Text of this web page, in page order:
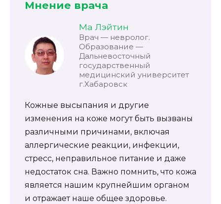
Мнение врача
Ма Лэйтин
Врач — невролог.
Образование —
Дальневосточный
государственный
медицинский университет
г.Хабаровск
Кожные высыпания и другие
изменения на коже могут быть вызваны
различными причинами, включая
аллергические реакции, инфекции,
стресс, неправильное питание и даже
недостаток сна. Важно помнить, что кожа
является нашим крупнейшим органом
и отражает наше общее здоровье.